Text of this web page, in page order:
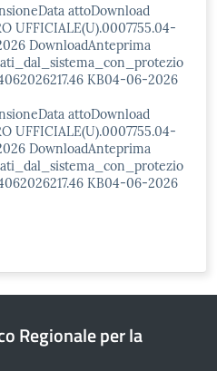
attoDownload
UFFICIALE(U).0007755.04-
DownloadAnteprima
KB04-06-2026
attoDownload
UFFICIALE(U).0007755.04-
DownloadAnteprima
KB04-06-2026
Regionale per la